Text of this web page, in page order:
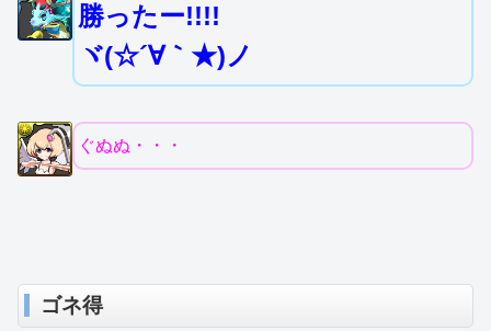
勝ったー!!!!
ヾ(☆´∀｀★)ノ
ぐぬぬ・・・
ゴネ得